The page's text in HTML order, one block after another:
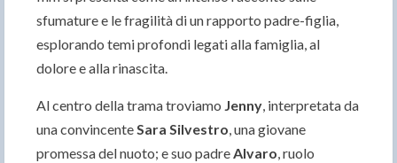
sfumature e le fragilità di un rapporto padre-figlia,
esplorando temi profondi legati alla famiglia, al
dolore e alla rinascita.
Al centro della trama troviamo Jenny, interpretata da
una convincenteSara Silvestro, una giovane
promessa del nuoto; e suo padreAlvaro, ruolo